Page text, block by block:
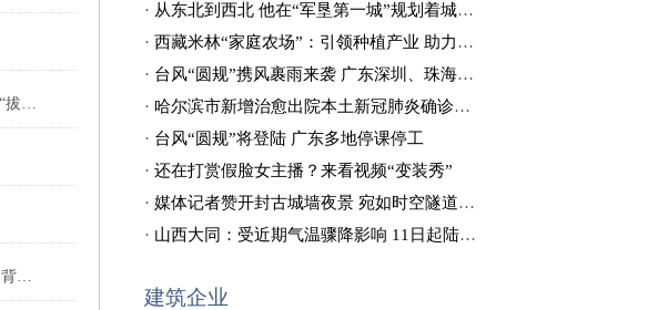
网约车市场火热 从高德打车看聚合平台背后的算盘
· 从东北到西北 他在“军垦第一城”规划着城建未来
· 西藏米林“家庭农场”：引领种植产业 助力乡村振兴
· 台风“圆规”携风裹雨来袭 广东深圳、珠海等地停课停工
· 哈尔滨市新增治愈出院本土新冠肺炎确诊病例8例
· 台风“圆规”将登陆 广东多地停课停工
· 还在打赏假脸女主播？来看视频“变装秀”
· 媒体记者赞开封古城墙夜景 宛如时空隧道式“穿越”体验
· 山西大同：受近期气温骤降影响 11日起陆续供暖
建筑企业